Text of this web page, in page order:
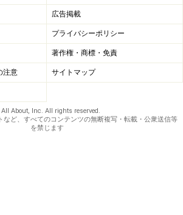
広告掲載
プライバシーポリシー
著作権・商標・免責
注意 サイトマップ
About, Inc. All rights reserved.
など、すべてのコンテンツの無断複写・転載・公衆送信等
を禁じます